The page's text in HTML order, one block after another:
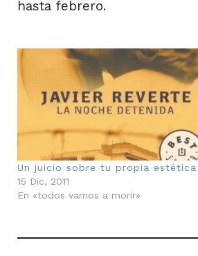
hasta febrero.
Un juicio sobre tu propia estética
15 Dic, 2011
En «todos vamos a morir»